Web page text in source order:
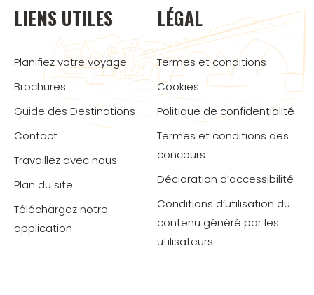
LIENS UTILES
Planifiez votre voyage
Brochures
Guide des Destinations
Contact
Travaillez avec nous
Plan du site
Téléchargez notre
application
LÉGAL
Termes et conditions
Cookies
Politique de confidentialité
Termes et conditions des
concours
Déclaration d’accessibilité
Conditions d’utilisation du
contenu généré par les
utilisateurs